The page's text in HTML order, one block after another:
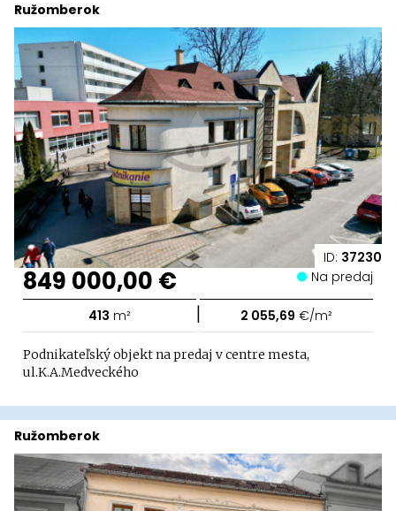
ID: 37230
Ružomberok
849 000,00 € Na predaj
413 m² | 2 055,69 €/m²
Podnikateľský objekt na predaj v centre mesta,
ul.K.A.Medveckého
Ružomberok